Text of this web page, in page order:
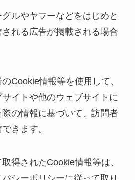
ルやヤフーなどをはじめと
れる広告が掲載される場合
Cookie情報等を使用して、
イトや他のウェブサイトに
の情報に基づいて、訪問者
きます。
得されたCookie情報等は、